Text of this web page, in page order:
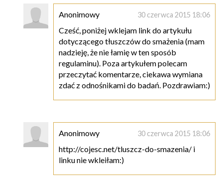
Anonimowy 30 czerwca 2015 18:06
Cześć, poniżej wklejam link do artykułu
dotyczącego tłuszczów do smażenia (mam
nadzieję, że nie łamię w ten sposób
regulaminu). Poza artykułem polecam
przeczytać komentarze, ciekawa wymiana
zdać z odnośnikami do badań. Pozdrawiam:)
Anonimowy 30 czerwca 2015 18:06
http://cojesc.net/tluszcz-do-smazenia/ i
linku nie wkleiłam:)